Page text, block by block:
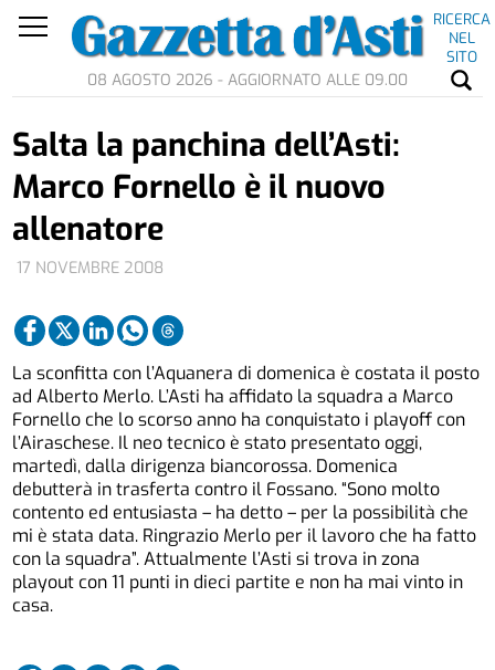
RICERCA
NEL
SITO
08 AGOSTO 2026 - AGGIORNATO ALLE 09.00
17 NOVEMBRE 2008
Salta la panchina dell’Asti:
Marco Fornello è il nuovo
allenatore
La sconfitta con l’Aquanera di domenica è costata il posto
ad Alberto Merlo. L’Asti ha affidato la squadra a Marco
Fornello che lo scorso anno ha conquistato i playoff con
l’Airaschese. Il neo tecnico è stato presentato oggi,
martedì, dalla dirigenza biancorossa. Domenica
debutterà in trasferta contro il Fossano. “Sono molto
contento ed entusiasta – ha detto – per la possibilità che
mi è stata data. Ringrazio Merlo per il lavoro che ha fatto
con la squadra”. Attualmente l’Asti si trova in zona
playout con 11 punti in dieci partite e non ha mai vinto in
casa.